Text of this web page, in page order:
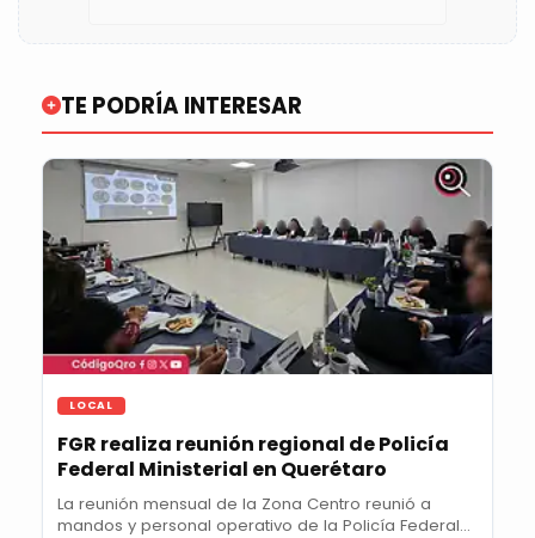
TE PODRÍA INTERESAR
LOCAL
FGR realiza reunión regional de Policía
Federal Ministerial en Querétaro
La reunión mensual de la Zona Centro reunió a
mandos y personal operativo de la Policía Federal...